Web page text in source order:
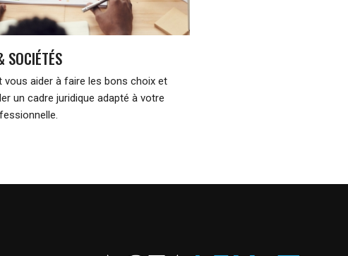
SOCIÉTÉS
vous aider à faire les bons choix et
un cadre juridique adapté à votre